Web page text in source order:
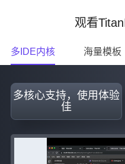
观看
多IDE内核 海量模板
多核心支持，使用体验
佳